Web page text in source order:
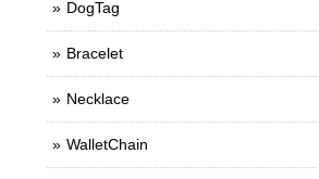
DogTag
Bracelet
Necklace
WalletChain